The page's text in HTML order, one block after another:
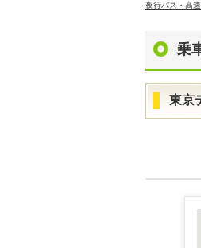
夜行バス・高
乗
東京